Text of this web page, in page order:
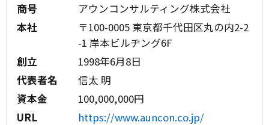
商号
アウンコンサルティング株式会社
本社
〒100-0005 東京都千代田区丸の内2-2
-1 岸本ビルヂング6F
創立
1998年6月8日
代表者名
信太 明
資本金
100,000,000円
URL
https://www.auncon.co.jp/